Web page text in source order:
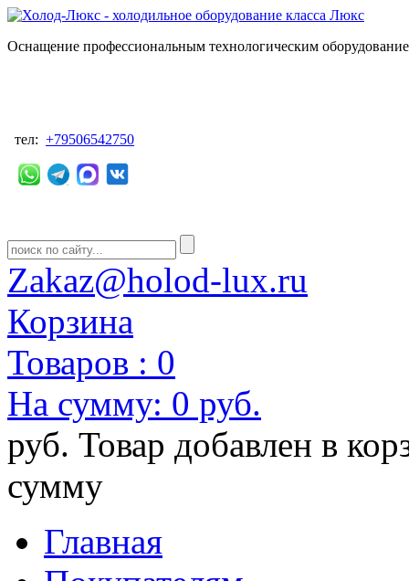
Оснащение профессиональным технологическим
тел: +79506542750
Zakaz@holod-lux.ru
Корзина
Товаров : 0
На сумму: 0 руб.
руб. Товар добавлен в
сумму
Главная